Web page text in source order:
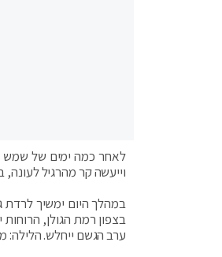
לאחר כמה ימים של שמש
וייעשה קר מהרגיל לעונה,
במהלך היום ימשיך לרדת
בצפון רמת הגולן,
ערב הגשם ייחלש. הלילה: